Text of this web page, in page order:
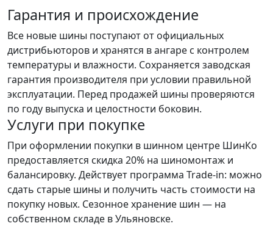
Гарантия и происхождение
Все новые шины поступают от официальных
дистрибьюторов и хранятся в ангаре с контролем
температуры и влажности. Сохраняется заводская
гарантия производителя при условии правильной
эксплуатации. Перед продажей шины проверяются
по году выпуска и целостности боковин.
Услуги при покупке
При оформлении покупки в шинном центре ШинКо
предоставляется скидка 20% на шиномонтаж и
балансировку. Действует программа Trade-in: можно
сдать старые шины и получить часть стоимости на
покупку новых. Сезонное хранение шин — на
собственном складе в Ульяновске.